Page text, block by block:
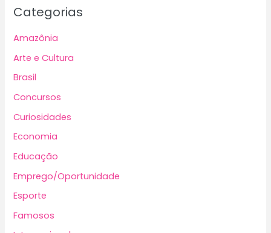
Categorias
Amazônia
Arte e Cultura
Brasil
Concursos
Curiosidades
Economia
Educação
Emprego/Oportunidade
Esporte
Famosos